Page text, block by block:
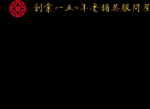
創業一五〇年老舗呉服問屋